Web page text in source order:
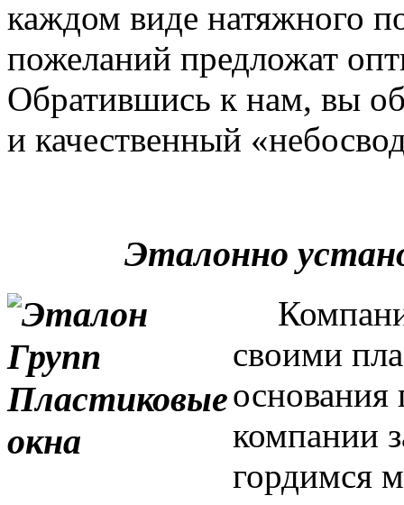
каждом виде натяжного
пожеланий предложат
Обратившись к нам, вы
и качественный
Эталонно
своими
основания
компании
гордимся